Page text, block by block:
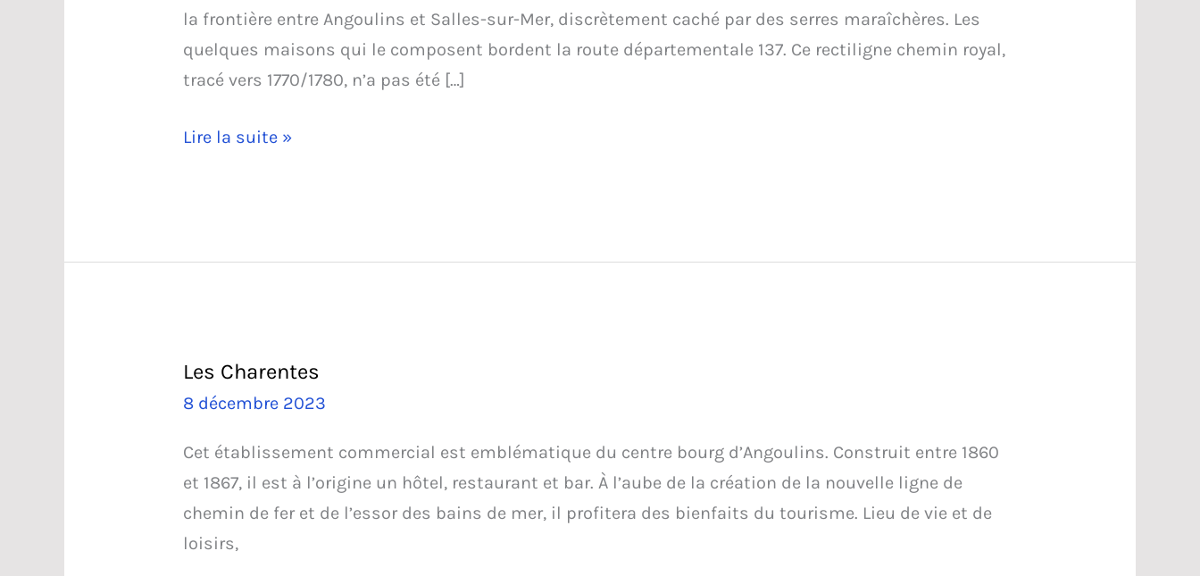
la frontière entre Angoulins et Salles-sur-Mer, discrètement caché par des serres maraîchères. Les
quelques maisons qui le composent bordent la route départementale 137. Ce rectiligne chemin royal,
tracé vers 1770/1780, n’a pas été […]
Le
Lire la suite »
Les Charentes
8 décembre 2023
Cet établissement commercial est emblématique du centre bourg d’Angoulins. Construit entre 1860
et 1867, il est à l’origine un hôtel, restaurant et bar. À l’aube de la création de la nouvelle ligne de
chemin de fer et de l’essor des bains de mer, il profitera des bienfaits du tourisme. Lieu de vie et de
loisirs,